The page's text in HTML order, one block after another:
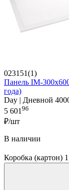
023151(1)
Панель IM-
года)
Day | Дневной
5 601 96
₽/шт
В наличии
Коробка (картон)